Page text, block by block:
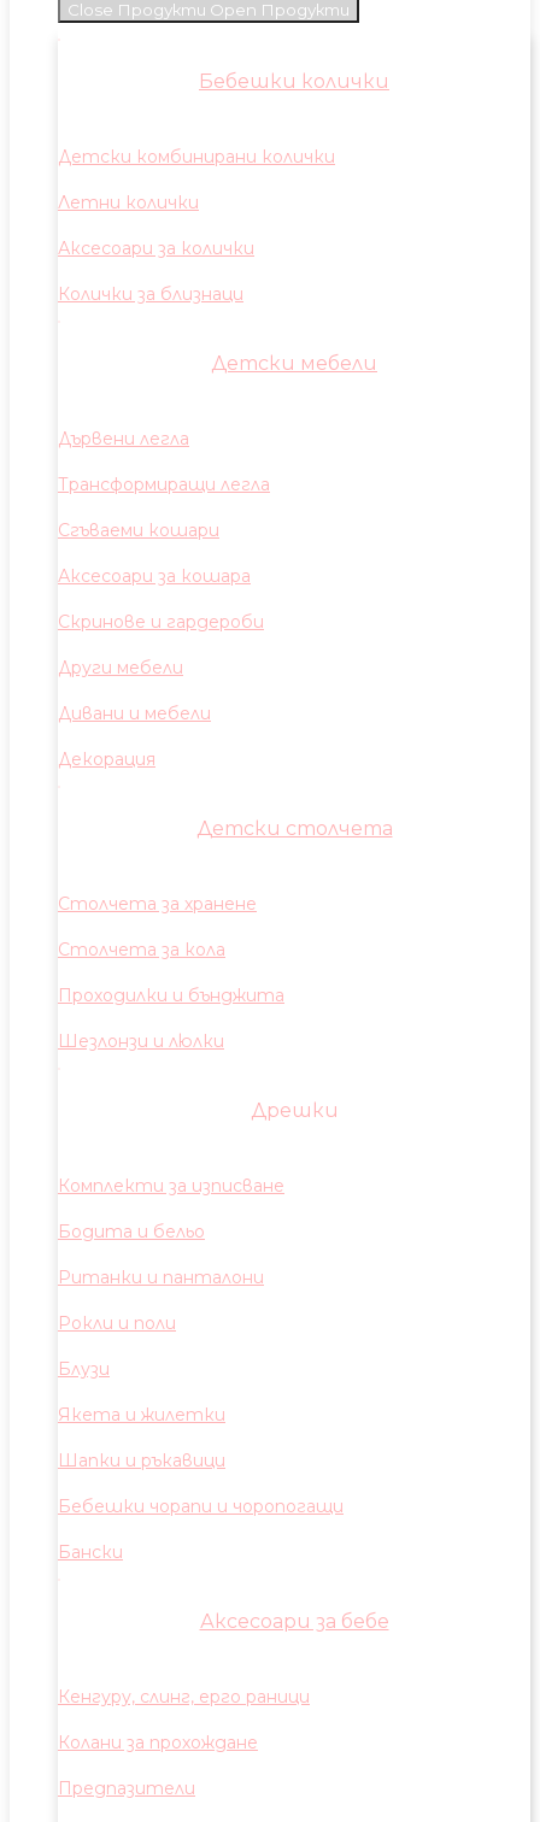
Close Продукти Open Продукти
Бебешки колички
Детски комбинирани колички
Летни колички
Аксесоари за колички
Колички за близнаци
Детски мебели
Дървени легла
Трансформиращи легла
Сгъваеми кошари
Аксесоари за кошара
Скринове и гардероби
Други мебели
Дивани и мебели
Декорация
Детски столчета
Столчета за хранене
Столчета за кола
Проходилки и бънджита
Шезлонзи и люлки
Дрешки
Комплекти за изписване
Бодита и бельо
Ританки и панталони
Рокли и поли
Блузи
Якета и жилетки
Шапки и ръкавици
Бебешки чорапи и чоропогащи
Бански
Аксесоари за бебе
Кенгуру, слинг, ерго раници
Колани за прохождане
Предпазители